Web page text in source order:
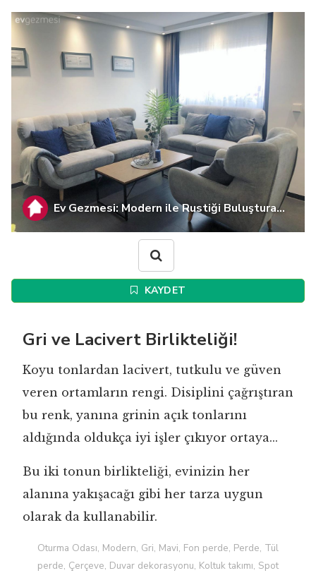
Ev Gezmesi: Modern ile Rustiği Buluştura...
KAYDET
Gri ve Lacivert Birlikteliği!
Koyu tonlardan lacivert, tutkulu ve güven
veren ortamların rengi. Disiplini çağrıştıran
bu renk, yanına grinin açık tonlarını
aldığında oldukça iyi işler çıkıyor ortaya...
Bu iki tonun birlikteliği, evinizin her
alanına yakışacağı gibi her tarza uygun
olarak da kullanabilir.
Oturma Odası, Modern, Gri, Mavi, Fon perde, Perde, Tül
perde, Çerçeve, Duvar dekorasyonu, Koltuk takımı, Spot